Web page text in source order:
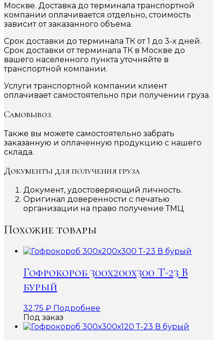
Москве. Доставка до терминала транспортной
компании оплачивается отдельно, стоимость
зависит от заказанного объема.
Срок доставки до терминала ТК от 1 до 3-х дней.
Срок доставки от терминала ТК в Москве до
вашего населенного пункта уточняйте в
транспортной компании.
Услуги транспортной компании клиент
оплачивает самостоятельно при получении груза.
Самовывоз.
Также вы можете самостоятельно забрать
заказанную и оплаченную продукцию с нашего
склада.
Документы для получения груза
Документ, удостоверяющий личность.
Оригинал доверенности с печатью
организации на право получение ТМЦ
Похожие товары
Гофрокороб 300х200х300 Т-23 В
бурый
32,75 ₽ Подробнее
Под заказ